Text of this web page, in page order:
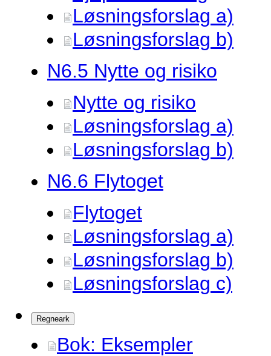
Løsningsforslag a)
Løsningsforslag b)
N6.5 Nytte og risiko
Nytte og risiko
Løsningsforslag a)
Løsningsforslag b)
N6.6 Flytoget
Flytoget
Løsningsforslag a)
Løsningsforslag b)
Løsningsforslag c)
Regneark
Bok: Eksempler